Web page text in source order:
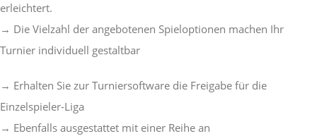
erleichtert.
→ Die Vielzahl der angebotenen Spieloptionen machen Ihr
Turnier individuell gestaltbar
→ Erhalten Sie zur Turniersoftware die Freigabe für die
Einzelspieler-Liga
→ Ebenfalls ausgestattet mit einer Reihe an